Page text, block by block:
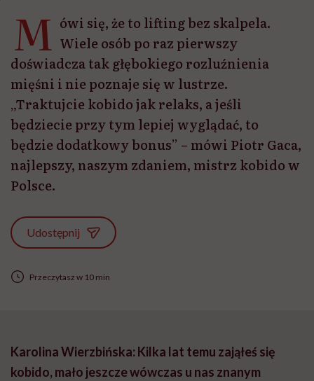
M ówi się, że to lifting bez skalpela.
Wiele osób po raz pierwszy
doświadcza tak głębokiego rozluźnienia
mięśni i nie poznaje się w lustrze.
„Traktujcie kobido jak relaks, a jeśli
będziecie przy tym lepiej wyglądać, to
będzie dodatkowy bonus” – mówi Piotr Gaca,
najlepszy, naszym zdaniem, mistrz kobido w
Polsce.
Udostępnij
Przeczytasz w 10 min
Karolina Wierzbińska: Kilka lat temu zająłeś się
kobido, mało jeszcze wówczas u nas znanym